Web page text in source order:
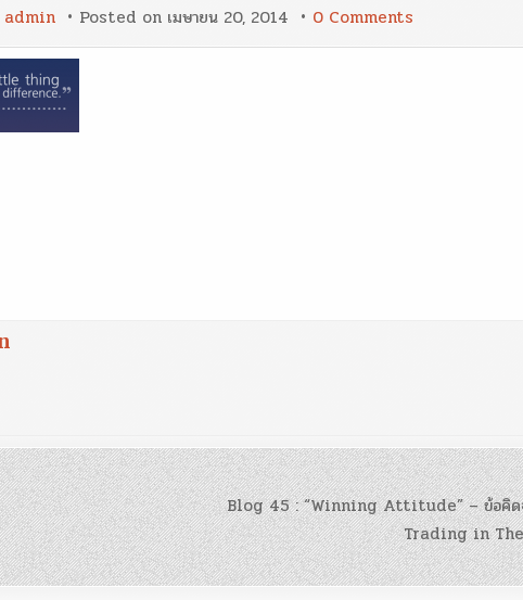
admin Posted on เมษายน 20, 2014 0 Comments
Blog 45 : “Winning Attitude” – ข้อคิด
Trading in